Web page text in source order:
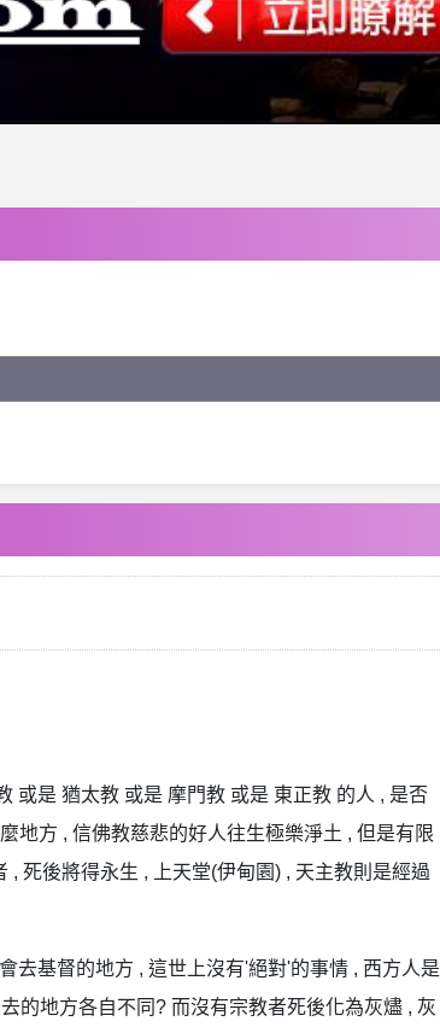
或是 猶太教 或是 摩門教 或是 東正教 的人 , 是否
地方 , 信佛教慈悲的好人往生極樂淨土 , 但是有限
死後將得永生 , 上天堂(伊甸園) , 天主教則是經過
去基督的地方 , 這世上沒有'絕對'的事情 , 西方人是
的地方各自不同? 而沒有宗教者死後化為灰燼 , 灰